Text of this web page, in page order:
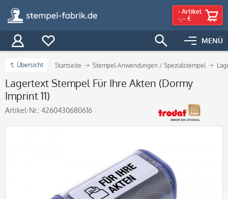
MENÜ
- Artikel
-,-- €
Übersicht Startseite Stempel-Anwendungen / Spezialstempel
Lagertext Stempel Für Ihre Akten (Dormy
Imprint 11)
Artikel-Nr.: 4260430680616